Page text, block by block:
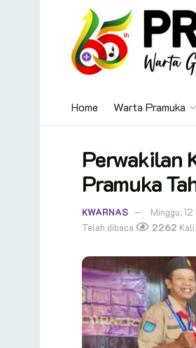
Home Warta Pramuka
Perwakilan
Pramuka
KWARNAS Minggu,
Telah dibaca
2262 Kali